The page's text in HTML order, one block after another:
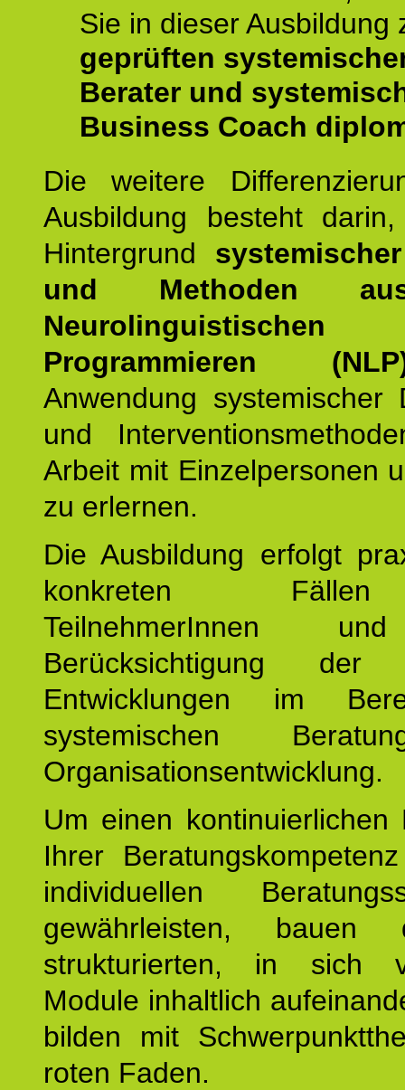
Sie in dieser Ausbildung
geprüften
Berater und
Business Coach
Die weitere
Ausbildung besteht
Hintergrund
und Methoden
Neurolinguistischen
Programmieren
Anwendung systemischer
und
Arbeit mit Einzelpersonen
zu erlernen.
Die Ausbildung erfolgt
konkreten
TeilnehmerInnen
Berücksichtigung der
Entwicklungen im
systemischen
Organisationsentwicklung.
Um einen kontinuierlichen
Ihrer
individuellen
gewährleisten,
strukturierten, in sich
Module inhaltlich
bilden mit
roten Faden.